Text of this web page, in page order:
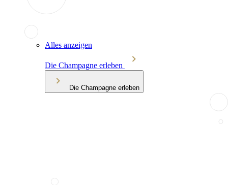
Alles anzeigen
Die Champagne erleben
Die Champagne erleben